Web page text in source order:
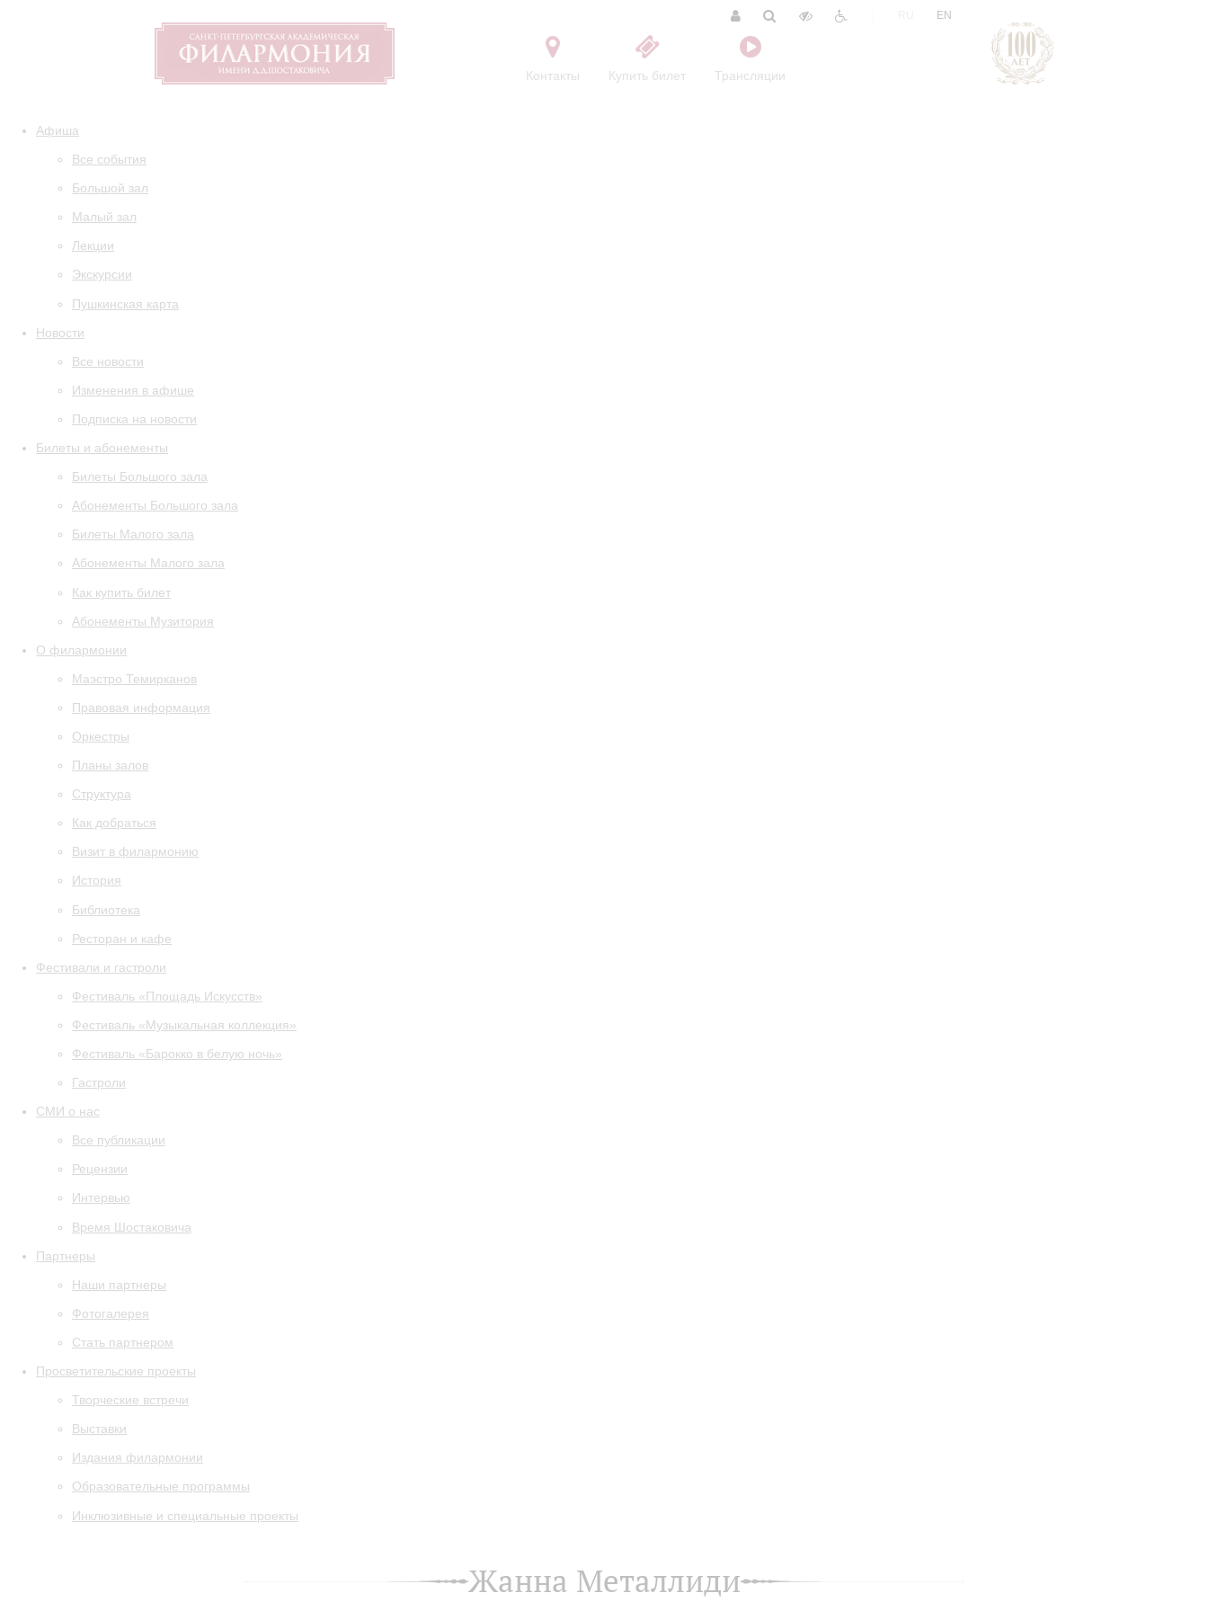
Контакты Купить билет Трансляции
EN
Афиша
Все события
Большой зал
Малый зал
Лекции
Экскурсии
Пушкинская карта
Новости
Все новости
Изменения в афише
Подписка на новости
Билеты и абонементы
Билеты Большого зала
Абонементы Большого зала
Билеты Малого зала
Абонементы Малого зала
Как купить билет
Абонементы Музитория
О филармонии
Маэстро Темирканов
Правовая информация
Оркестры
Планы залов
Структура
Как добраться
Визит в филармонию
История
Библиотека
Ресторан и кафе
Фестивали и гастроли
Фестиваль «Площадь Искусств»
Фестиваль «Музыкальная коллекция»
Фестиваль «Барокко в белую ночь»
Гастроли
СМИ о нас
Все публикации
Рецензии
Интервью
Время Шостаковича
Партнеры
Наши партнеры
Фотогалерея
Стать партнером
Просветительские проекты
Творческие встречи
Выставки
Издания филармонии
Образовательные программы
Инклюзивные и специальные проекты
Жанна Металлиди